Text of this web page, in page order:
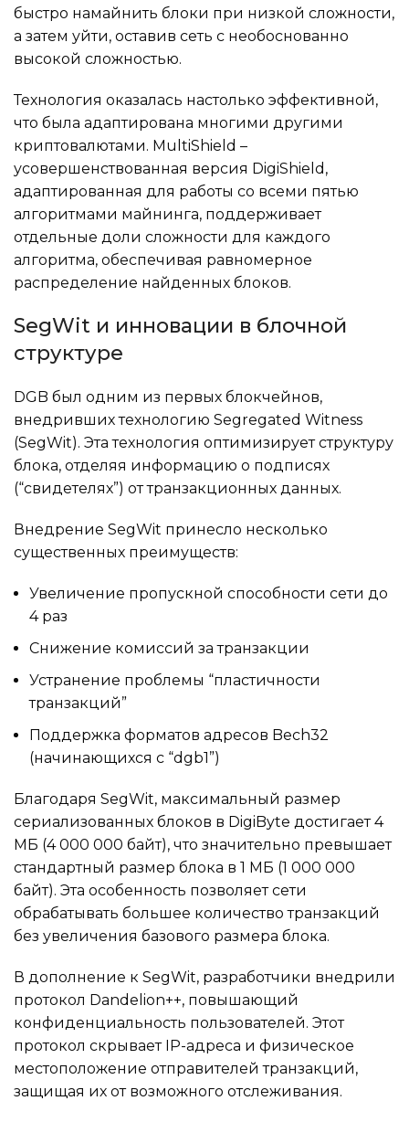
быстро намайнить блоки при низкой сложности,
а затем уйти, оставив сеть с необоснованно
высокой сложностью.
Технология оказалась настолько эффективной,
что была адаптирована многими другими
криптовалютами. MultiShield –
усовершенствованная версия DigiShield,
адаптированная для работы со всеми пятью
алгоритмами майнинга, поддерживает
отдельные доли сложности для каждого
алгоритма, обеспечивая равномерное
распределение найденных блоков.
SegWit и инновации в блочной
структуре
DGB был одним из первых блокчейнов,
внедривших технологию Segregated Witness
(SegWit). Эта технология оптимизирует структуру
блока, отделяя информацию о подписях
(“свидетелях”) от транзакционных данных.
Внедрение SegWit принесло несколько
существенных преимуществ:
Увеличение пропускной способности сети до
4 раз
Снижение комиссий за транзакции
Устранение проблемы “пластичности
транзакций”
Поддержка форматов адресов Bech32
(начинающихся с “dgb1”)
Благодаря SegWit, максимальный размер
сериализованных блоков в DigiByte достигает 4
МБ (4 000 000 байт), что значительно превышает
стандартный размер блока в 1 МБ (1 000 000
байт). Эта особенность позволяет сети
обрабатывать большее количество транзакций
без увеличения базового размера блока.
В дополнение к SegWit, разработчики внедрили
протокол Dandelion++, повышающий
конфиденциальность пользователей. Этот
протокол скрывает IP-адреса и физическое
местоположение отправителей транзакций,
защищая их от возможного отслеживания.